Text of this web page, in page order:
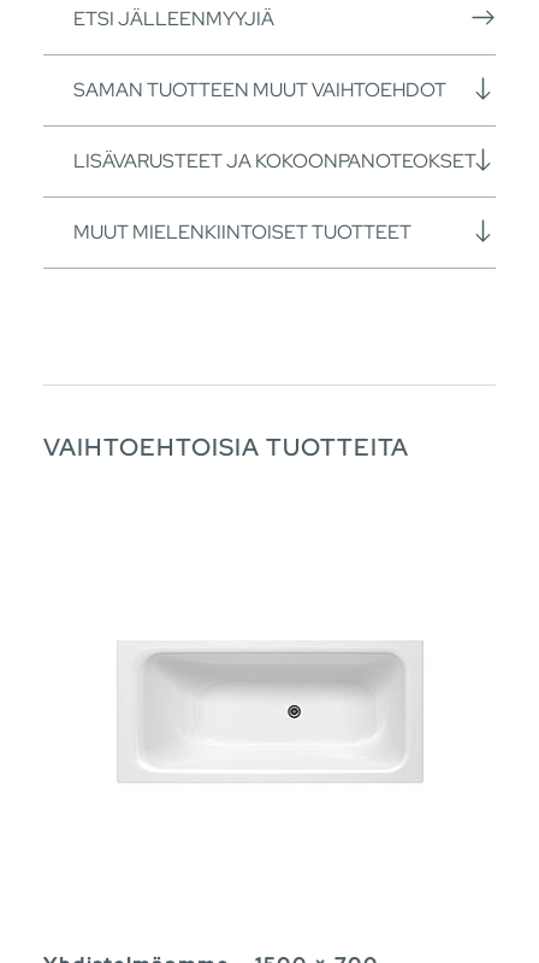
ETSI JÄLLEENMYYJIÄ
SAMAN TUOTTEEN MUUT VAIHTOEHDOT
LISÄVARUSTEET JA KOKOONPANOTEOKSET
MUUT MIELENKIINTOISET TUOTTEET
VAIHTOEHTOISIA TUOTTEITA